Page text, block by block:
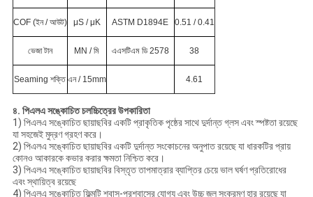
COF (ইন / আউট) μS / μK ASTM D1894E 0.51 / 0.41
ভেজা টান MN / মি এএসটিএম ডি 2578 38
Seaming শক্তি এন / 15mm 4.61
৪. পিএলএ সঙ্কোচিত চলচ্চিত্রের উপকারিতা
1) পিএলএ সঙ্কোচিত ছায়াছবির একটি প্রাকৃতিক পৃষ্ঠের সাথে দুর্দান্ত গ্লস এবং স্পষ্টতা রয়েছে
যা সহজেই মুদ্রণ গ্রহণ করে।
2) পিএলএ সঙ্কোচিত ছায়াছবির একটি দুর্দান্ত সংকোচনের অনুপাত রয়েছে যা ধারকটির প্রায়
কোনও আকারকে কভার করার ক্ষমতা নিশ্চিত করে।
3) পিএলএ সঙ্কোচিত ছায়াছবির বিস্তৃত তাপমাত্রার ব্যাপ্তির চেয়ে ভাল ঘর্ষণ প্রতিরোধের
এবং স্থায়িত্ব রয়েছে
4) পিএলএ সঙ্কোচিত ফিল্মটি শ্বাস-প্রশ্বাসের যোগ্য এবং উচ্চ জল সংক্রমণ হার রয়েছে যা